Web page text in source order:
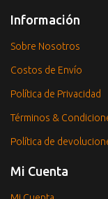
Información
Sobre Nosotros
Costos de Envío
Política de Privacidad
Términos &
Política de
Mi Cuenta